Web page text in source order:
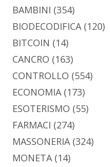
BAMBINI (354)
BIODECODIFICA (120)
BITCOIN (14)
CANCRO (163)
CONTROLLO (554)
ECONOMIA (173)
ESOTERISMO (55)
FARMACI (274)
MASSONERIA (324)
MONETA (14)